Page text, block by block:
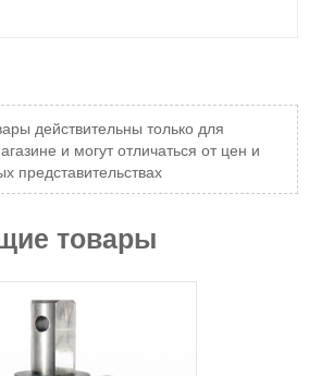
действительны только для
и могут отличаться от цен и
представительствах
товары